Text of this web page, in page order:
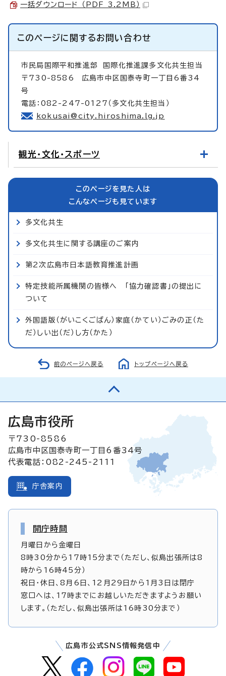
一括ダウンロード （PDF 3.2MB）
このページに関するお問い合わせ
市民局国際平和推進部
国際化推進課多文化共生担当
〒730-8586 広島市中区国泰寺町一丁目6番34
号
電話：082-247-0127（多文化共生担当）
kokusai@city.hiroshima.lg.jp
観光・文化・スポーツ
このページを見た人は
こんなページも見ています
多文化共生
多文化共生に関する講座のご案内
第2次広島市日本語教育推進計画
特定技能所属機関の皆様へ 「協力確認書」の提出に
ついて
外国語版（がいこくごばん）家庭（かてい）ごみの正（た
だ）しい出（だ）し方（かた）
前のページへ戻る トップページへ戻る
広島市役所
〒730-8586
広島市中区国泰寺町一丁目6番34号
代表電話：082-245-2111
庁舎案内
開庁時間
月曜日から金曜日
8時30分から17時15分まで（ただし、似島出張所は8
時から16時45分）
祝日・休日、8月6日、12月29日から1月3日は閉庁
窓口へは、17時までにお越しいただきますようお願い
します。（ただし、似島出張所は16時30分まで）
広島市公式SNS情報発信中